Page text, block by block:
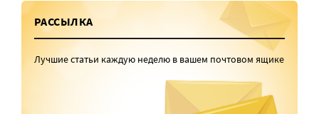
РАССЫЛКА
Лучшие статьи каждую неделю в вашем почтовом ящике